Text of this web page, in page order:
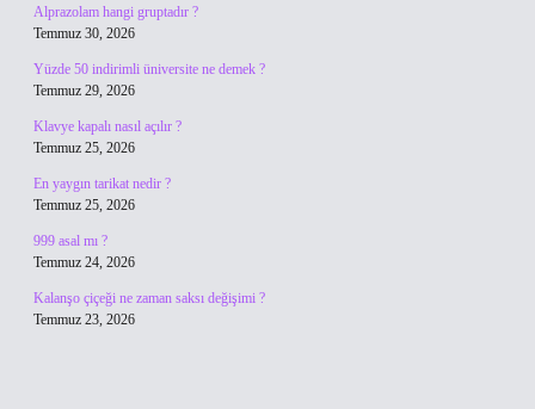
Alprazolam hangi gruptadır ?
Temmuz 30, 2026
Yüzde 50 indirimli üniversite ne demek ?
Temmuz 29, 2026
Klavye kapalı nasıl açılır ?
Temmuz 25, 2026
En yaygın tarikat nedir ?
Temmuz 25, 2026
999 asal mı ?
Temmuz 24, 2026
Kalanşo çiçeği ne zaman saksı değişimi ?
Temmuz 23, 2026